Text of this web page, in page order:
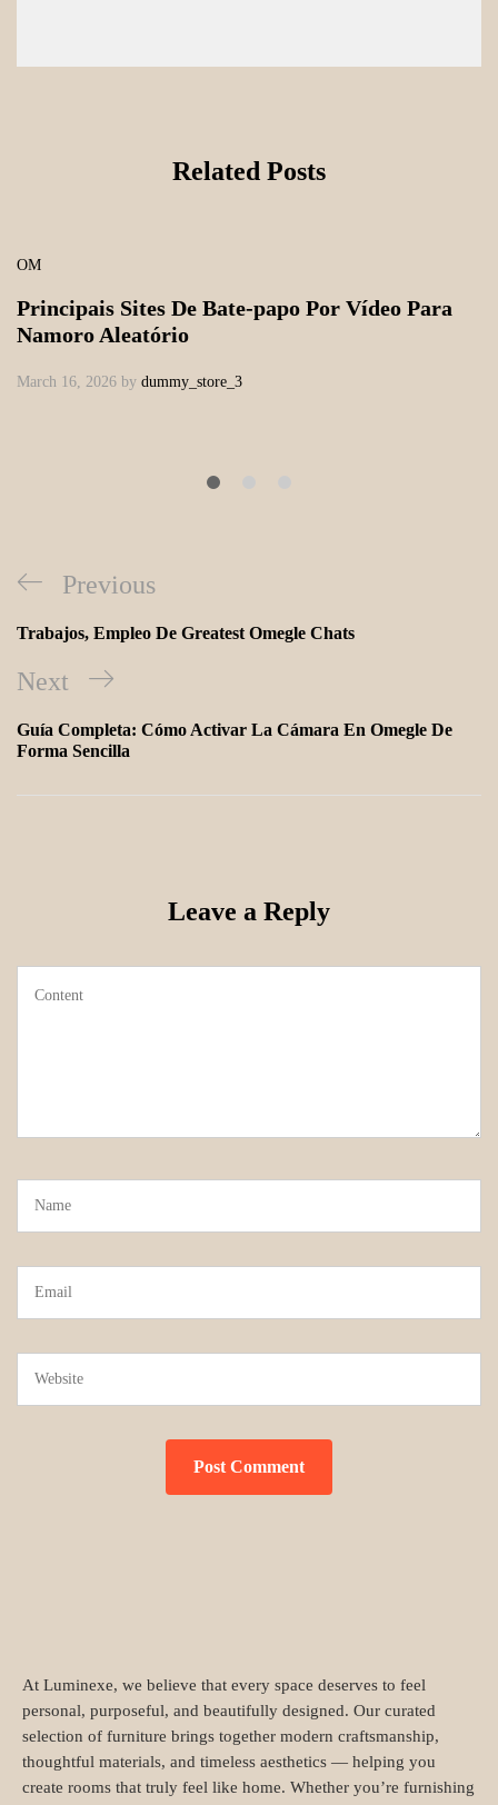
Related Posts
OM
Principais Sites De Bate-papo Por Vídeo Para
Namoro Aleatório
March 16, 2026 by dummy_store_3
Previous
Trabajos, Empleo De Greatest Omegle Chats
Next
Guía Completa: Cómo Activar La Cámara En Omegle De
Forma Sencilla
Leave a Reply
At Luminexe, we believe that every space deserves to feel
personal, purposeful, and beautifully designed. Our curated
selection of furniture brings together modern craftsmanship,
thoughtful materials, and timeless aesthetics — helping you
create rooms that truly feel like home. Whether you’re furnishing